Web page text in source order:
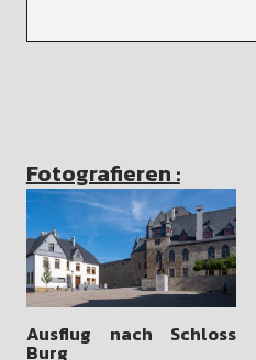
Fotografieren :
Ausflug nach Schloss
Burg